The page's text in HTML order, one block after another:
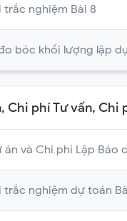
nghiệm Bài 8
bóc khối lượng lập
Chi phí Tư vấn,
và Chi phí Lập Báo
nghiệm dự toán